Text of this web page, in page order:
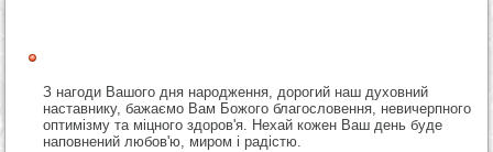
З нагоди Вашого дня народження, дорогий наш духовний
наставнику, бажаємо Вам Божого благословення, невичерпного
оптимізму та міцного здоров'я. Нехай кожен Ваш день буде
наповнений любов'ю, миром і радістю.